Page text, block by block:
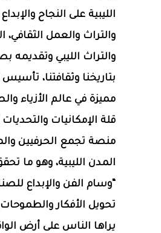
الليبية على النجاح
والتراث والعمل الثقافي،
والتراث الليبي وتقديمه
بتاريخنا وثقافتنا،
مميزة في عالم الأزياء
قلة الإمكانيات
منصة تجمع الحرفيين
المدن الليبية، وهو ما
“وسام الفن والإبداع
تحويل الأفكار
يراها الناس على أرض